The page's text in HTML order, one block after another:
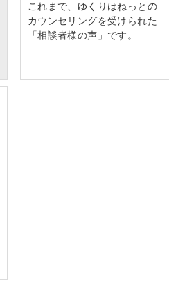
これまで、ゆくりはねっとの
カウンセリングを受けられた
「相談者様の声」です。